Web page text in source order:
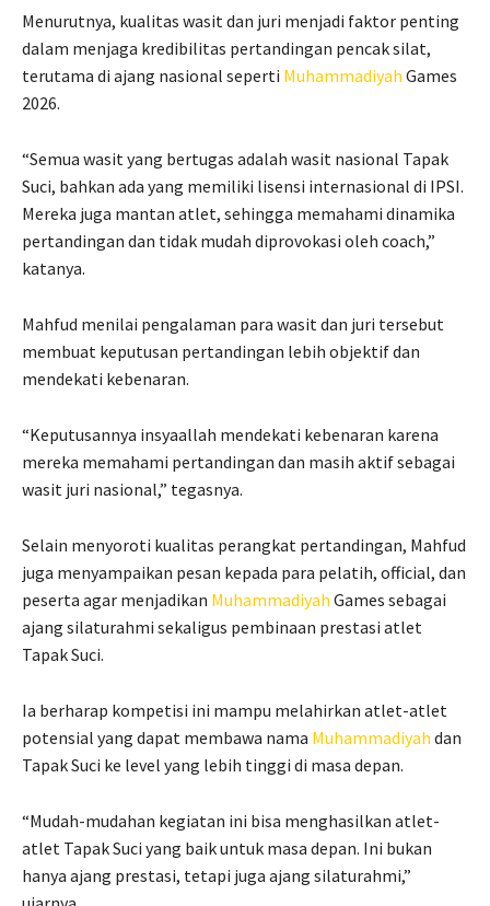
Menurutnya, kualitas wasit dan juri menjadi faktor penting
dalam menjaga kredibilitas pertandingan pencak silat,
terutama di ajang nasional seperti Muhammadiyah Games
2026.
“Semua wasit yang bertugas adalah wasit nasional Tapak
Suci, bahkan ada yang memiliki lisensi internasional di IPSI.
Mereka juga mantan atlet, sehingga memahami dinamika
pertandingan dan tidak mudah diprovokasi oleh coach,”
katanya.
Mahfud menilai pengalaman para wasit dan juri tersebut
membuat keputusan pertandingan lebih objektif dan
mendekati kebenaran.
“Keputusannya insyaallah mendekati kebenaran karena
mereka memahami pertandingan dan masih aktif sebagai
wasit juri nasional,” tegasnya.
Selain menyoroti kualitas perangkat pertandingan, Mahfud
juga menyampaikan pesan kepada para pelatih, official, dan
peserta agar menjadikan Muhammadiyah Games sebagai
ajang silaturahmi sekaligus pembinaan prestasi atlet
Tapak Suci.
Ia berharap kompetisi ini mampu melahirkan atlet-atlet
potensial yang dapat membawa nama Muhammadiyah dan
Tapak Suci ke level yang lebih tinggi di masa depan.
“Mudah-mudahan kegiatan ini bisa menghasilkan atlet-
atlet Tapak Suci yang baik untuk masa depan. Ini bukan
hanya ajang prestasi, tetapi juga ajang silaturahmi,”